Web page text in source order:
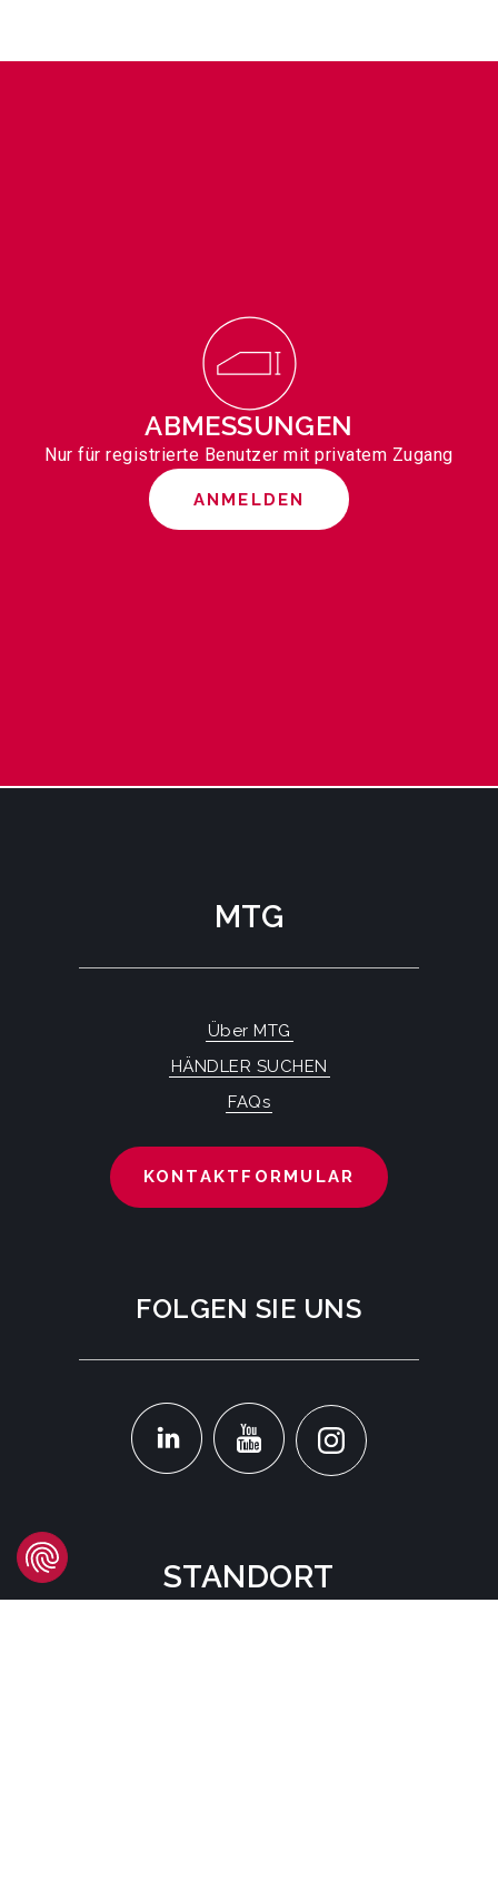
ABMESSUNGEN
Nur für registrierte Benutzer mit privatem Zugang
ANMELDEN
STANDORT
MTG
Über MTG
HÄNDLER SUCHEN
FAQs
KONTAKTFORMULAR
FOLGEN SIE UNS